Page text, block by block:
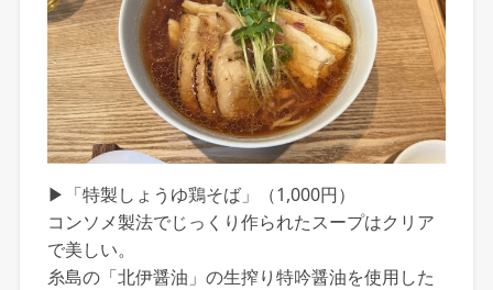
▶「特製しょうゆ鶏そば」（1,000円）
コンソメ製法でじっくり作られたスープはクリア
で美しい。
糸島の「北伊醤油」の生搾り特吟醤油を使用した